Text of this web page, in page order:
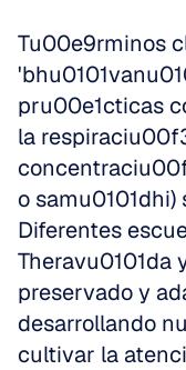
Tu00e9rminos
pru00e1cticas
la
o
Diferentes
Theravu0101da
preservado y
desarrollando
cultivar la